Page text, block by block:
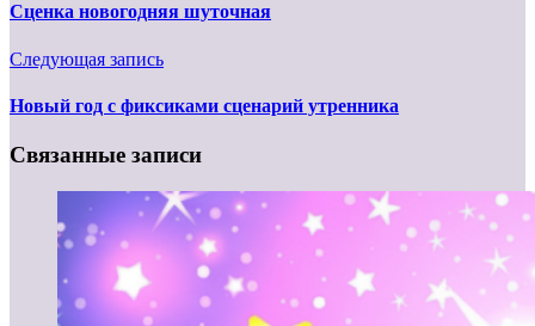
Сценка новогодняя шуточная
Следующая запись
Новый год с фиксиками сценарий утренника
Связанные записи